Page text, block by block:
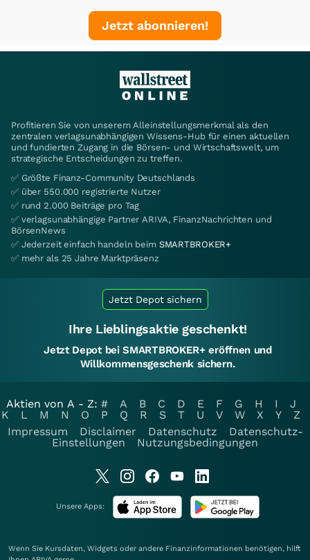
Jetzt abonnieren!
Profitieren Sie von unserem Alleinstellungsmerkmal als den
zentralen verlagsunabhängigen Wissens-Hub für einen aktuellen
und fundierten Zugang in die Börsen- und Wirtschaftswelt, um
strategische Entscheidungen zu treffen.
✅ Größte Finanz-Community Deutschlands
✅ über 550.000 registrierte Nutzer
✅ rund 2.000 Beiträge pro Tag
✅ verlagsunabhängige Partner ARIVA, FinanzNachrichten und
BörsenNews
✅ Jederzeit einfach handeln beim SMARTBROKER+
✅ mehr als 25 Jahre Marktpräsenz
Jetzt Depot sichern
Ihre Lieblingsaktie geschenkt!
Jetzt Depot bei SMARTBROKER+ eröffnen und
Willkommensgeschenk sichern.
Aktien von A - Z: # A B C D E F G H I
J
K
L M N O P Q R S T U V W X Y
Z
Impressum
Disclaimer Datenschutz
Datenschutz-
Einstellungen
Nutzungsbedingungen
Unsere Apps:
Wenn Sie Kursdaten, Widgets oder andere Finanzinformationen benötigen, hilft